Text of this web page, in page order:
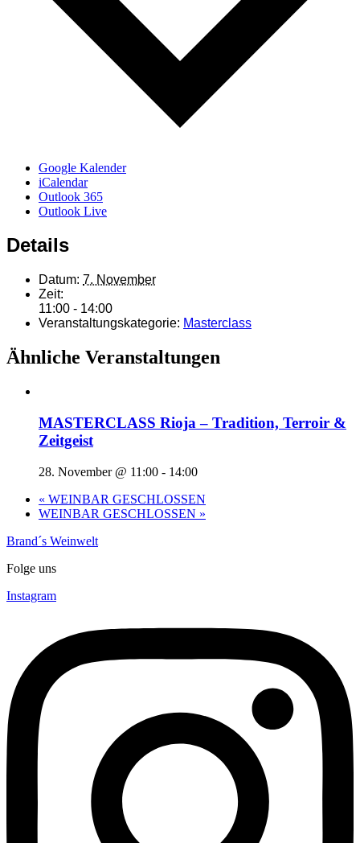
Google Kalender
iCalendar
Outlook 365
Outlook Live
Details
Datum: 7. November
Zeit:
11:00 - 14:00
Veranstaltungskategorie: Masterclass
Ähnliche Veranstaltungen
MASTERCLASS Rioja – Tradition, Terroir &
Zeitgeist
28. November @ 11:00 - 14:00
« WEINBAR GESCHLOSSEN
WEINBAR GESCHLOSSEN »
Brand´s Weinwelt
Folge uns
Instagram